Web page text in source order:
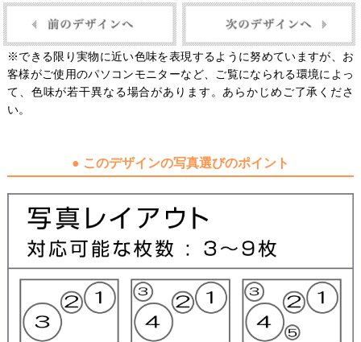
※できる限り実物に近い色味を表現するように努めていますが、お
客様がご使用のパソコンモニターなど、ご覧になられる環境によっ
て、色味が若干異なる場合があります。あらかじめご了承くださ
い。
● このデザインの写真選びのポイント